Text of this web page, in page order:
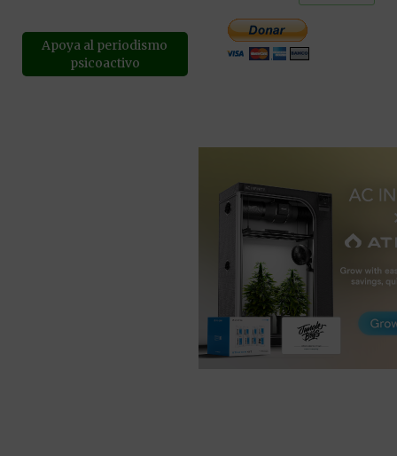
Apoya al periodismo
psicoactivo